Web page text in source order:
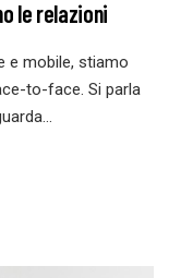
le relazioni
e mobile, stiamo
to-face. Si parla